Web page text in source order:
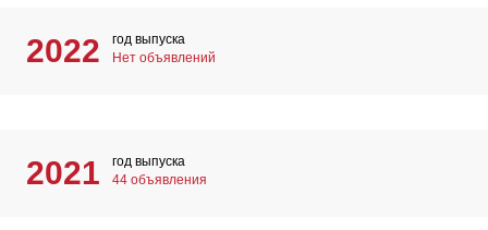
2022
год выпуска
Нет объявлений
2021
год выпуска
44 объявления